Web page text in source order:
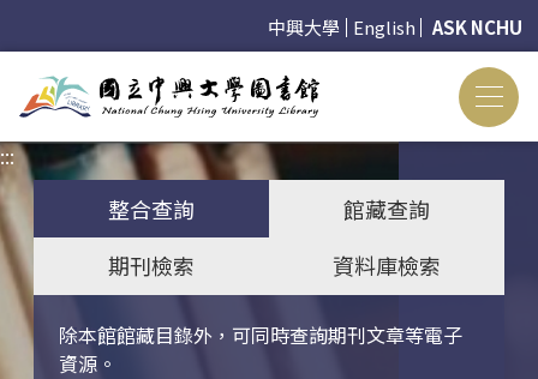
中興大學 English ASK NCHU
:::
整合查詢
館藏查詢
期刊檢索
資料庫檢索
除本館館藏目錄外，可同時查詢期刊文章等電子
資源。
關鍵字搜尋